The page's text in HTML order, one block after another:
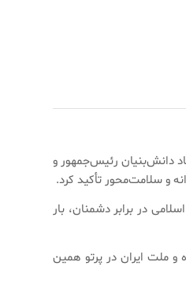
دانش‌بنیان رئیس‌جمهور و
و سلامت‌محور تأکید کرد.
جمهوری اسلامی در برابر دشمنان، بار
ملت ایران در پرتو همین